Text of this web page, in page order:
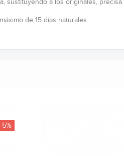
sustituyendo a los originales,
de 15 días naturales.
-5%